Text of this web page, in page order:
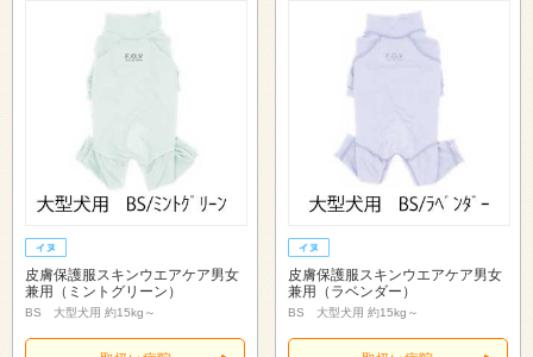
皮膚保護服スキンウエアケア男女
兼用（ミントグリーン）
BS 大型犬用 約15kg～
皮膚保護服スキンウエアケア男女
兼用（ラベンダー）
BS 大型犬用 約15kg～